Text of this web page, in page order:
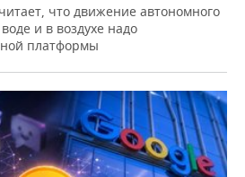
что движение автономного
и в воздухе надо
платформы